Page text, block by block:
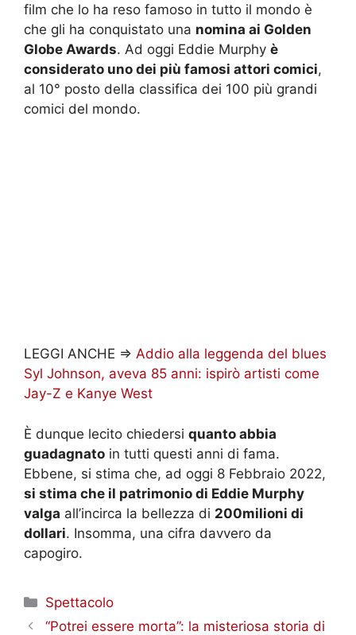
film che lo ha reso famoso in tutto il mondo è
che gli ha conquistato una nomina ai Golden
Globe Awards. Ad oggi Eddie Murphy è
considerato uno dei più famosi attori comici,
al 10° posto della classifica dei 100 più grandi
comici del mondo.
LEGGI ANCHE => Addio alla leggenda del blues
Syl Johnson, aveva 85 anni: ispirò artisti come
Jay-Z e Kanye West
È dunque lecito chiedersi quanto abbia
guadagnato in tutti questi anni di fama.
Ebbene, si stima che, ad oggi 8 Febbraio 2022,
si stima che il patrimonio di Eddie Murphy
valga all’incirca la bellezza di 200milioni di
dollari. Insomma, una cifra davvero da
capogiro.
Categorie
Spettacolo
“Potrei essere morta”: la misteriosa storia di